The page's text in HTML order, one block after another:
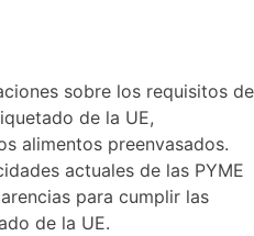
sobre los requisitos de
de la UE,
alimentos preenvasados.
actuales de las PYME
para cumplir las
de la UE.